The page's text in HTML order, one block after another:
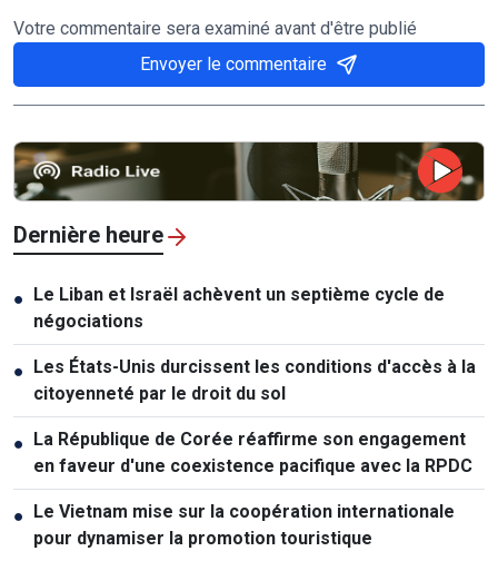
Votre commentaire sera examiné avant d'être publié
Envoyer le commentaire
Dernière heure
● Le Liban et Israël achèvent un septième cycle de
négociations
● Les États-Unis durcissent les conditions d'accès à la
citoyenneté par le droit du sol
● La République de Corée réaffirme son engagement
en faveur d'une coexistence pacifique avec la RPDC
● Le Vietnam mise sur la coopération internationale
pour dynamiser la promotion touristique